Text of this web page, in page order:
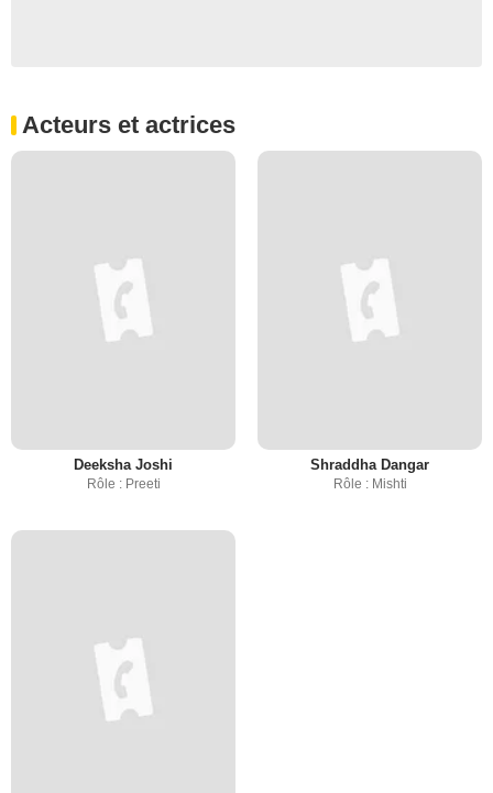
Acteurs et actrices
Deeksha Joshi
Rôle : Preeti
Shraddha Dangar
Rôle : Mishti